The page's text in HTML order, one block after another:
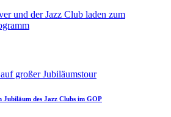
und der Jazz Club laden zum
großer Jubiläumstour
des Jazz Clubs im GOP